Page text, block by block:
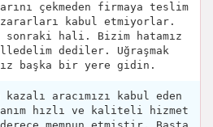
çekmeden firmaya teslim
kabul etmiyorlar.
hali. Bizim hatamız
dediler. Uğraşmak
başka bir yere gidin.
kazalı aracımızı kabul eden
hızlı ve kaliteli hizmet